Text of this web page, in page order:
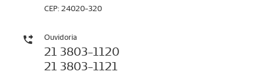
CEP: 24020-320
Ouvidoria
21 3803-1120
21 3803-1121